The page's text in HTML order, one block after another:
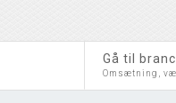
Gå til
Omsætning,